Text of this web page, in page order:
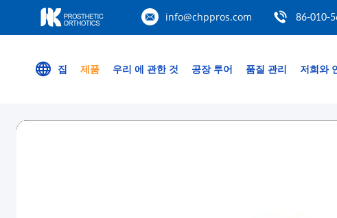
info@chppros.com 86-010-
집 제품 우리 에 관한 것 공장 투어 품질 관리 저희와